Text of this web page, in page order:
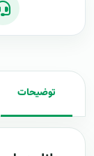
توضیحات